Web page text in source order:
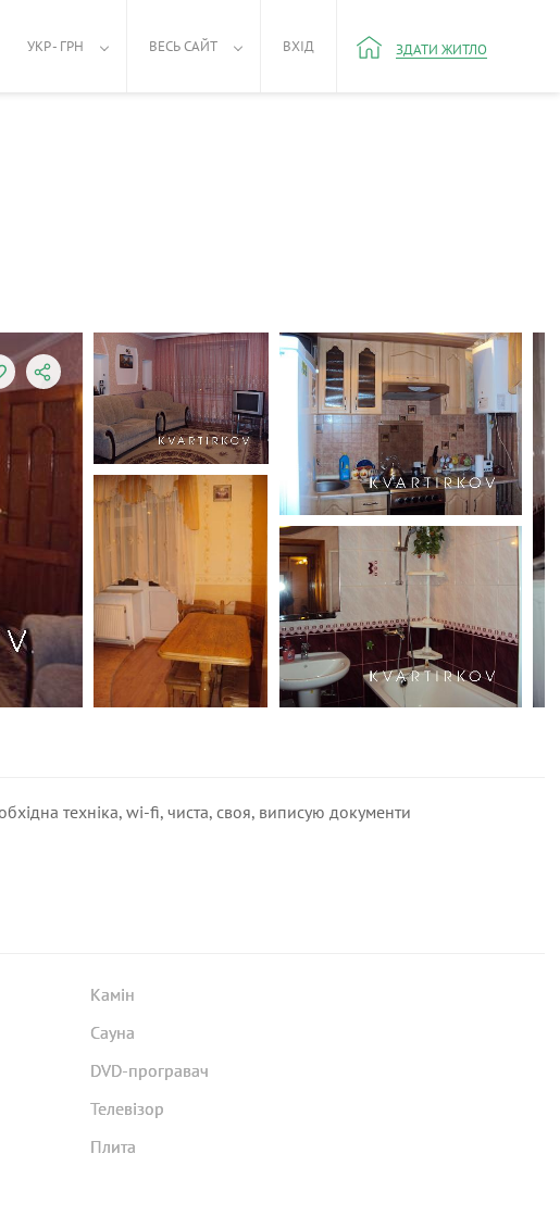
УКР - ГРН ВЕСЬ САЙТ ВХІД ЗДАТИ ЖИТЛО
техніка, wi-fi, чиста, своя, виписую документи
Камін
Сауна
DVD-програвач
Телевізор
Плита